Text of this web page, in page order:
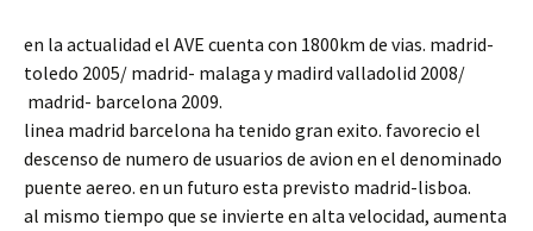
en la actualidad el AVE cuenta con 1800km de vias. madrid-
toledo 2005/ madrid- malaga y madird valladolid 2008/
madrid- barcelona 2009.
linea madrid barcelona ha tenido gran exito. favorecio el
descenso de numero de usuarios de avion en el denominado
puente aereo. en un futuro esta previsto madrid-lisboa.
al mismo tiempo que se invierte en alta velocidad, aumenta